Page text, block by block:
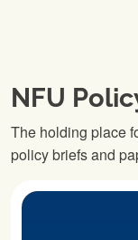
NFU
The holding place
policy briefs and